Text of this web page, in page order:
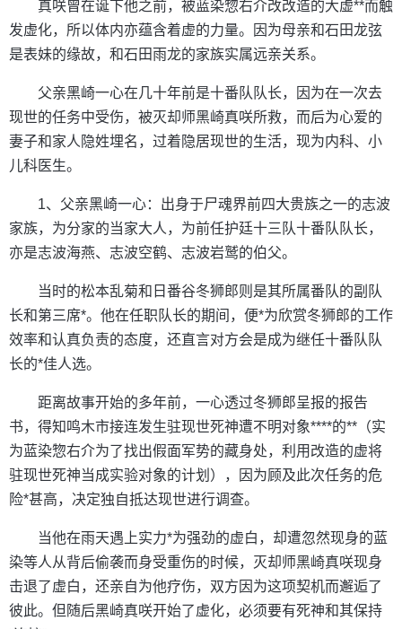
真咲曾在诞下他之前，被蓝染惣右介改改造的大虚**而触
发虚化，所以体内亦蕴含着虚的力量。因为母亲和石田龙弦
是表妹的缘故，和石田雨龙的家族实属远亲关系。
父亲黑崎一心在几十年前是十番队队长，因为在一次去
现世的任务中受伤，被灭却师黑崎真咲所救，而后为心爱的
妻子和家人隐姓埋名，过着隐居现世的生活，现为内科、小
儿科医生。
1、父亲黑崎一心：出身于尸魂界前四大贵族之一的志波
家族，为分家的当家大人，为前任护廷十三队十番队队长，
亦是志波海燕、志波空鹤、志波岩鹫的伯父。
当时的松本乱菊和日番谷冬狮郎则是其所属番队的副队
长和第三席*。他在任职队长的期间，便*为欣赏冬狮郎的工作
效率和认真负责的态度，还直言对方会是成为继任十番队队
长的*佳人选。
距离故事开始的多年前，一心透过冬狮郎呈报的报告
书，得知鸣木市接连发生驻现世死神遭不明对象****的**（实
为蓝染惣右介为了找出假面军势的藏身处，利用改造的虚将
驻现世死神当成实验对象的计划），因为顾及此次任务的危
险*甚高，决定独自抵达现世进行调查。
当他在雨天遇上实力*为强劲的虚白，却遭忽然现身的蓝
染等人从背后偷袭而身受重伤的时候，灭却师黑崎真咲现身
击退了虚白，还亲自为他疗伤，双方因为这项契机而邂逅了
彼此。但随后黑崎真咲开始了虚化，必须要有死神和其保持